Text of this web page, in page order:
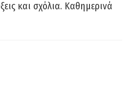
και σχόλια. Καθημερινά